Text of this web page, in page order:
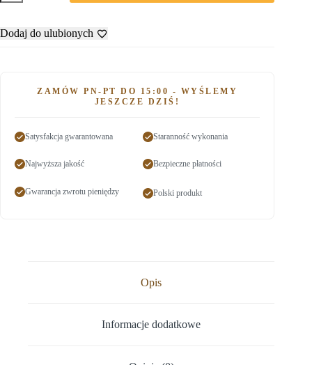
Dodaj do ulubionych
ZAMÓW PN-PT DO 15:00 - WYŚLEMY
JESZCZE DZIŚ!
Satysfakcja gwarantowana Staranność wykonania
Najwyższa jakość Bezpieczne płatności
Gwarancja zwrotu pieniędzy Polski produkt
Opis
Informacje dodatkowe